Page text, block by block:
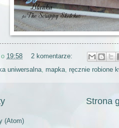
o 19:58
2 komentarze:
uniwersalna mapka ręcznie robione
Strona
(Atom)